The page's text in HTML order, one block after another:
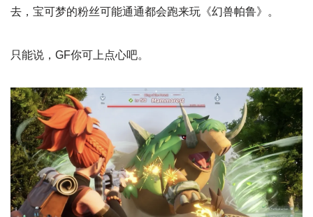
去，宝可梦的粉丝可能通通都会跑来玩《幻兽帕鲁》。
只能说，GF你可上点心吧。